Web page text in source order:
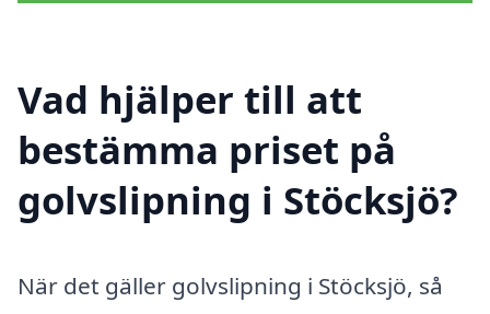
Vad hjälper till att
bestämma priset på
golvslipning i Stöcksjö?
När det gäller golvslipning i Stöcksjö, så